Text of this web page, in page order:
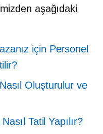
aşağıdaki
için Personel
Oluşturulur ve
Tatil Yapılır?